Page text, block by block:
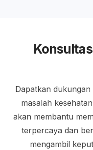
Dapatkan
masalah
akan membantu
terpercaya dan
mengambil